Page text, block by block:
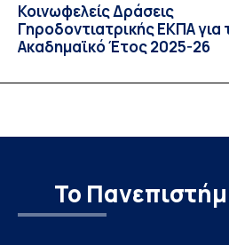
Κοινωφελείς Δράσεις
Γηροδοντιατρικής ΕΚΠΑ για
Ακαδημαϊκό Έτος 2025-26
Το